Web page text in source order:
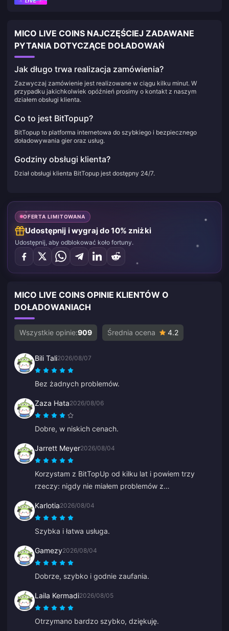
MICO LIVE COINS NAJCZĘŚCIEJ ZADAWANE
PYTANIA DOTYCZĄCE DOŁADOWAŃ
Jak długo trwa realizacja zamówienia?
Zazwyczaj zamówienie jest realizowane w ciągu kilku minut. W
przypadku jakichkolwiek opóźnień prosimy o kontakt z naszym
działem obsługi klienta.
Co to jest BitTopup?
BitTopup to platforma internetowa do szybkiego i bezpiecznego
doładowywania gier oraz usług.
Godziny obsługi klienta?
Dział obsługi klienta BitTopup jest dostępny 24/7.
OFERTA LIMITOWANA
Udostępnij i wygraj do 10% zniżki
Udostępnij, aby odblokować koło fortuny.
MICO LIVE COINS OPINIE KLIENTÓW O
DOŁADOWANIACH
Wszystkie opinie:909 Średnia ocena 4.2
Bili Tali2026/08/07
Bez żadnych problemów.
Zaza Hata2026/08/06
Dobre, w niskich cenach.
Jarrett Meyer2026/08/04
Korzystam z BitTopUp od kilku lat i powiem trzy
rzeczy: nigdy nie miałem problemów z
wszystko inne, czego próbowałem; i jest to
niesamowicie proste, kilka kliknięć i gotowe. To
ułatwia życie.
Karlotia2026/08/04
Szybka i łatwa usługa.
Gamezy2026/08/04
Dobrze, szybko i godnie zaufania.
Laila Kermadi2026/08/05
Otrzymano bardzo szybko, dziękuję.